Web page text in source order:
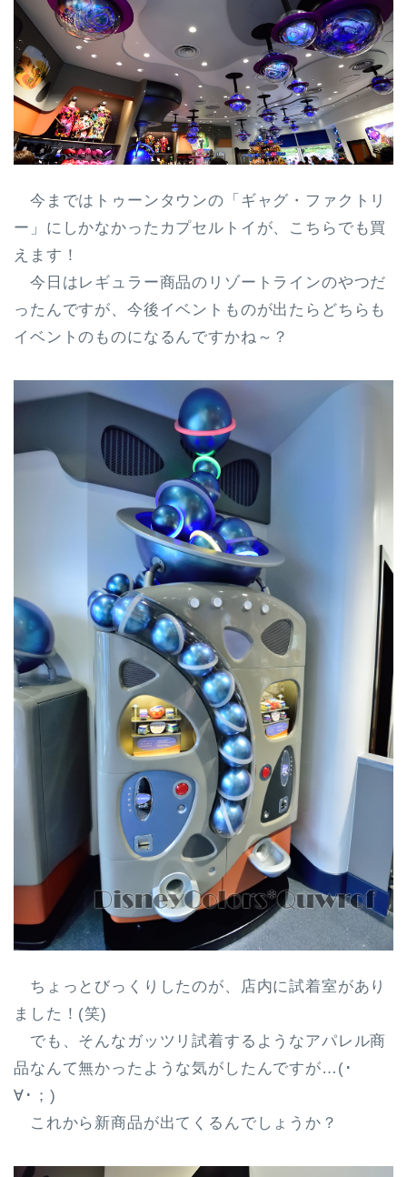
今まではトゥーンタウンの「ギャグ・ファクトリ
ー」にしかなかったカプセルトイが、こちらでも買
えます！
今日はレギュラー商品のリゾートラインのやつだ
ったんですが、今後イベントものが出たらどちらも
イベントのものになるんですかね～？
ちょっとびっくりしたのが、店内に試着室があり
ました！(笑)
でも、そんなガッツリ試着するようなアパレル商
品なんて無かったような気がしたんですが…(･
∀･；)
これから新商品が出てくるんでしょうか？